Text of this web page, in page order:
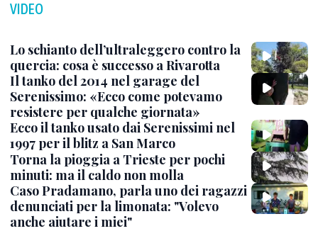
VIDEO
Lo schianto dell’ultraleggero contro la
quercia: cosa è successo a Rivarotta
Il tanko del 2014 nel garage del
Serenissimo: «Ecco come potevamo
resistere per qualche giornata»
Ecco il tanko usato dai Serenissimi nel
1997 per il blitz a San Marco
Torna la pioggia a Trieste per pochi
minuti: ma il caldo non molla
Caso Pradamano, parla uno dei ragazzi
denunciati per la limonata: "Volevo
anche aiutare i miei"